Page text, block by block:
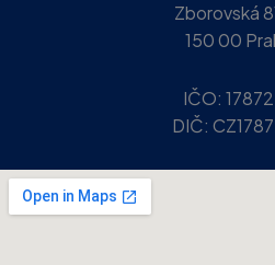
Zborovská
150 00
IČO:
DIČ: